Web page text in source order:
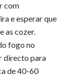
com
e esperar que
as cozer.
fogo no
directo para
de 40-60